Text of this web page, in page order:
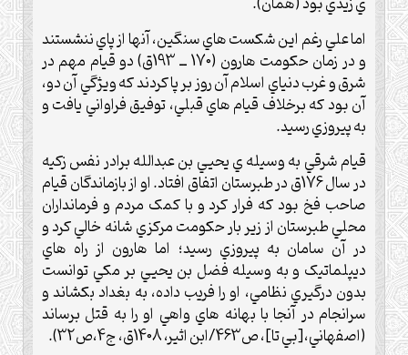
اما علي رغم اين شکست هاي سنگين، آنها از پاي ننشستند
و در زمان حکومت هارون (170 ــ 193ق) دو قيام مهم در
شرق و غرب دنياي اسلام آن روز بر پا کردند که ويژگي آن دو،
آن بود که برخلاف قيام هاي قبلي، توفيق فراواني يافت و
به پيروزي رسيد.
قيام شرقي به وسيله ي يحيي بن عبدالله برادر نفس زکيه
در سال 176ق در طبرستان اتفاق افتاد. او از بازماندگان قيام
صاحب فخ بود که فرار کرد و با کمک مردم و فرمانداران
محلي طبرستان از زير بار حکومت مرکزي شانه خالي کرد و
در آن سامان به پيروزي رسيد؛ اما هارون از راه هاي
ديپلماتيک و به وسيله فضل بن يحيي بر مکي توانست
بدون درگيري نظامي، او را فريب داده، به بغداد بکشاند و
سرانجام در آنجا با بهانه هاي واهي او را به قتل برساند
(اصفهاني،[بي تا]، ص463/ابن اثير، 1408ق، ج4،ص32).